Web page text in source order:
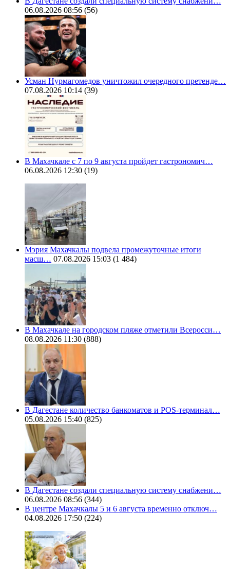
06.08.2026 08:56 (56)
Усман Нурмагомедов уничтожил очередного претенде…
07.08.2026 10:14 (39)
В Махачкале с 7 по 9 августа пройдет гастрономич…
06.08.2026 12:30 (19)
Мэрия Махачкалы подвела промежуточные итоги
масш… 07.08.2026 15:03 (1 484)
В Махачкале на городском пляже отметили Всеросси…
08.08.2026 11:30 (888)
В Дагестане количество банкоматов и POS-терминал…
05.08.2026 15:40 (825)
В Дагестане создали специальную систему снабжени…
06.08.2026 08:56 (344)
В центре Махачкалы 5 и 6 августа временно отключ…
04.08.2026 17:50 (224)